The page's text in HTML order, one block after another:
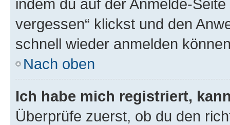
indem du auf der Anmelde-
vergessen“ klickst und den
schnell wieder anmelden
Nach oben
Ich habe mich registriert,
Überprüfe zuerst, ob du den